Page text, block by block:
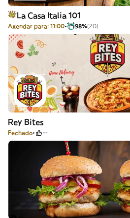
La Casa Italia 101
Agendar para: 11:00 98%(20)
Rey Bites
Fechado --